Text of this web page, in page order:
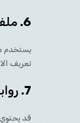
6.
يستخدم
تعريف
7.
قد